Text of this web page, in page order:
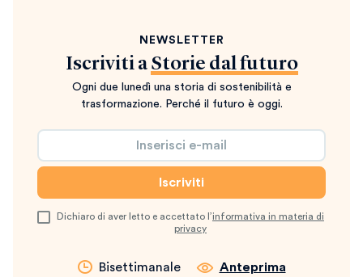
NEWSLETTER
Iscriviti a Storie dal futuro
Ogni due lunedì una storia di sostenibilità e
trasformazione. Perché il futuro è oggi.
Dichiaro di aver letto e accettato l’informativa in materia di
privacy
Bisettimanale Anteprima